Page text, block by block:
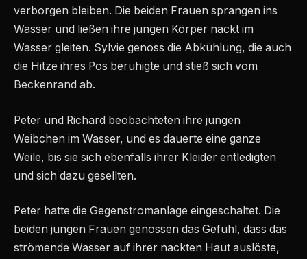
verborgen bleiben. Die beiden Frauen sprangen ins
Wasser und ließen ihre jungen Körper nackt im
Wasser gleiten. Sylvie genoss die Abkühlung, die auch
die Hitze ihres Pos beruhigte und stieß sich vom
Beckenrand ab.
Peter und Richard beobachteten ihre jungen
Weibchen im Wasser, und es dauerte eine ganze
Weile, bis sie sich ebenfalls ihrer Kleider entledigten
und sich dazu gesellten.
Peter hatte die Gegenstromanlage eingeschaltet. Die
beiden jungen Frauen genossen das Gefühl, dass das
strömende Wasser auf ihrer nackten Haut auslöste,